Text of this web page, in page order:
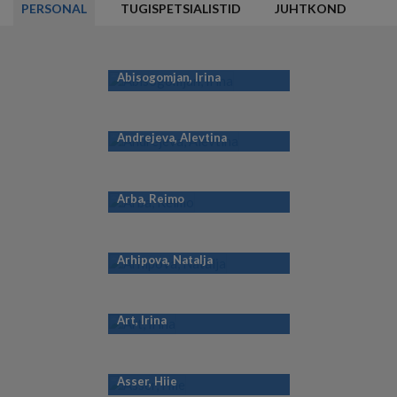
PERSONAL TUGISPETSIALISTID JUHTKOND
Abisogomjan, Irina
Andrejeva, Alevtina
Arba, Reimo
Arhipova, Natalja
Art, Irina
Asser, Hiie